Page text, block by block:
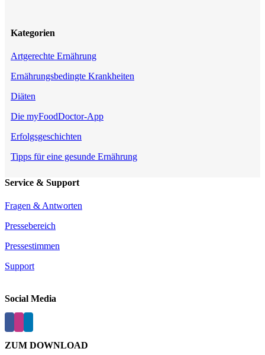
Kategorien
Artgerechte Ernährung
Ernährungsbedingte Krankheiten
Diäten
Die myFoodDoctor-App
Erfolgsgeschichten
Tipps für eine gesunde Ernährung
Service & Support
Fragen & Antworten
Pressebereich
Pressestimmen
Support
Social Media
ZUM DOWNLOAD